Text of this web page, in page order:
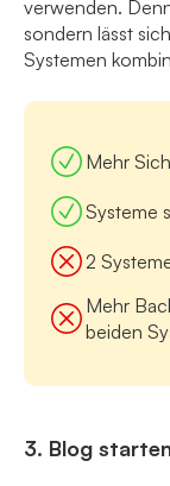
verwenden.
sondern lässt
Systemen
Mehr
Systeme
2
Mehr
beiden
3. Blog